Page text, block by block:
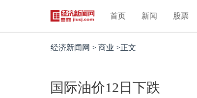
首页 新闻 股票
经济新闻网 > 商业 >正文
国际油价12日下跌